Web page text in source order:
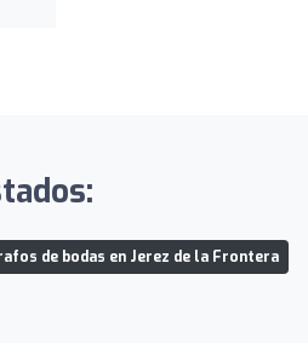
de bodas en Jerez de la Frontera